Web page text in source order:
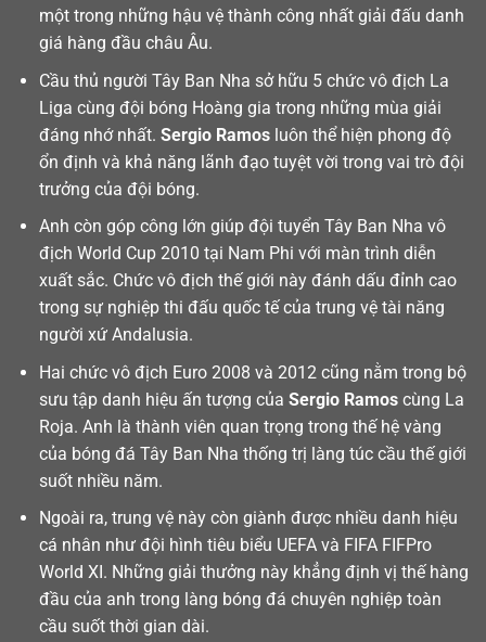
một trong những hậu vệ thành công nhất giải đấu danh
giá hàng đầu châu Âu.
Cầu thủ người Tây Ban Nha sở hữu 5 chức vô địch La
Liga cùng đội bóng Hoàng gia trong những mùa giải
đáng nhớ nhất. Sergio Ramosluôn thể hiện phong độ
ổn định và khả năng lãnh đạo tuyệt vời trong vai trò đội
trưởng của đội bóng.
Anh còn góp công lớn giúp đội tuyển Tây Ban Nha vô
địch World Cup 2010 tại Nam Phi với màn trình diễn
xuất sắc. Chức vô địch thế giới này đánh dấu đỉnh cao
trong sự nghiệp thi đấu quốc tế của trung vệ tài năng
người xứ Andalusia.
Hai chức vô địch Euro 2008 và 2012 cũng nằm trong bộ
sưu tập danh hiệu ấn tượng của Sergio Ramoscùng La
Roja. Anh là thành viên quan trọng trong thế hệ vàng
của bóng đá Tây Ban Nha thống trị làng túc cầu thế giới
suốt nhiều năm.
Ngoài ra, trung vệ này còn giành được nhiều danh hiệu
cá nhân như đội hình tiêu biểu UEFA và FIFA FIFPro
World XI. Những giải thưởng này khẳng định vị thế hàng
đầu của anh trong làng bóng đá chuyên nghiệp toàn
cầu suốt thời gian dài.